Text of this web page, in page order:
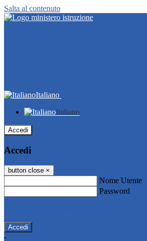
Salta al contenuto
Italiano
Italiano
Accedi
Accedi
button close ×
Nome Utente
Password
-